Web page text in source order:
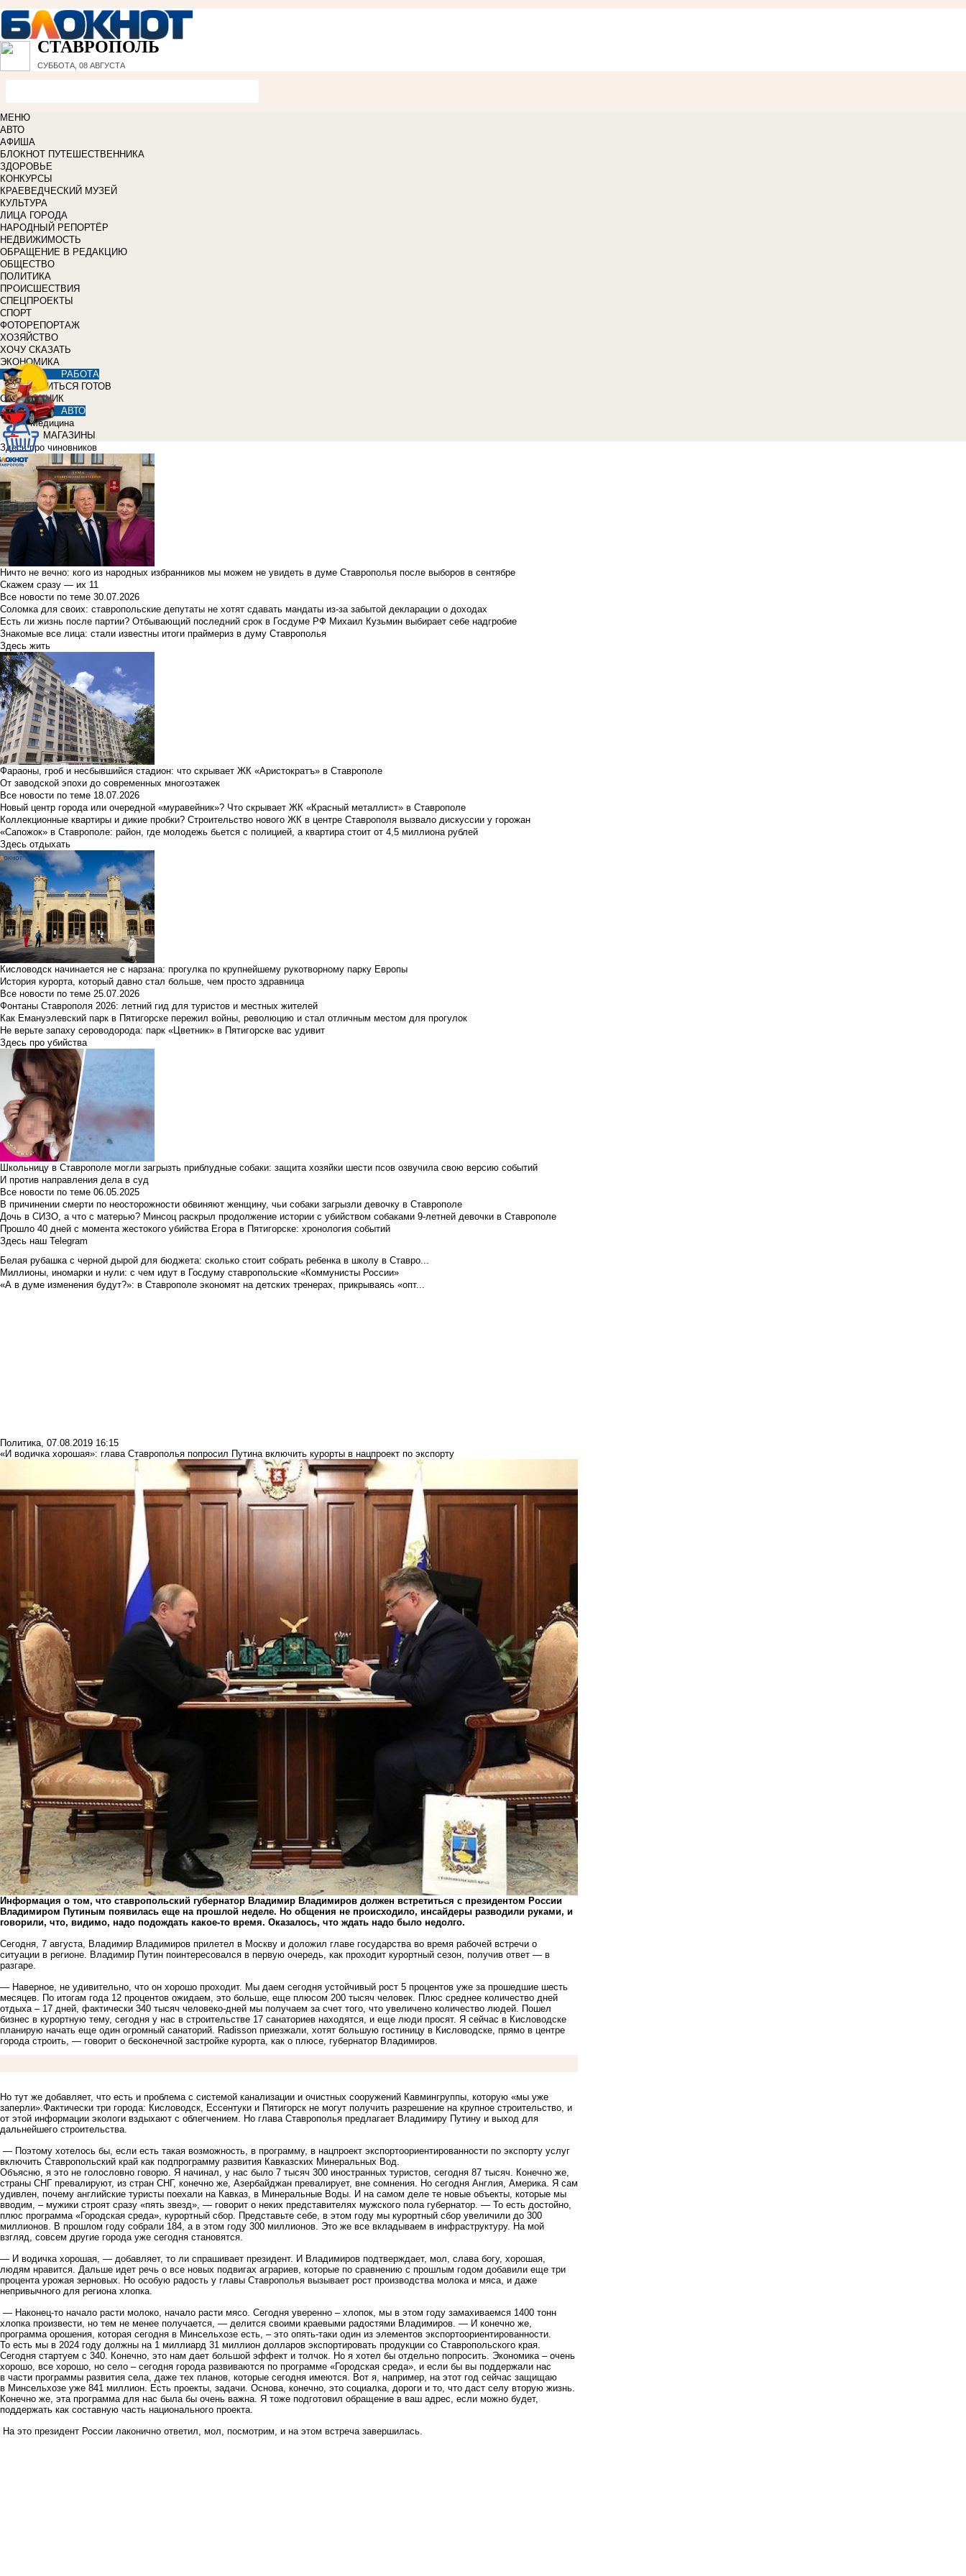
СТАВРОПОЛЬ
СУББОТА, 08 АВГУСТА
МЕНЮ
АВТО
АФИША
БЛОКНОТ ПУТЕШЕСТВЕННИКА
ЗДОРОВЬЕ
КОНКУРСЫ
КРАЕВЕДЧЕСКИЙ МУЗЕЙ
КУЛЬТУРА
ЛИЦА ГОРОДА
НАРОДНЫЙ РЕПОРТЁР
НЕДВИЖИМОСТЬ
ОБРАЩЕНИЕ В РЕДАКЦИЮ
ОБЩЕСТВО
ПОЛИТИКА
ПРОИСШЕСТВИЯ
СПЕЦПРОЕКТЫ
СПОРТ
ФОТОРЕПОРТАЖ
ХОЗЯЙСТВО
ХОЧУ СКАЗАТЬ
ЭКОНОМИКА
РАБОТА
УЧИТЬСЯ ГОТОВ
СПРАВОЧНИК
АВТО
Медицина
МАГАЗИНЫ
Здесь про чиновников
Ничто не вечно: кого из народных избранников мы можем не увидеть в думе Ставрополья после выборов в сентябре
Скажем сразу — их 11
Все новости по теме 30.07.2026
Соломка для своих: ставропольские депутаты не хотят сдавать мандаты из-за забытой декларации о доходах
Есть ли жизнь после партии? Отбывающий последний срок в Госдуме РФ Михаил Кузьмин выбирает себе надгробие
Знакомые все лица: стали известны итоги праймериз в думу Ставрополья
Здесь жить
Фараоны, гроб и несбывшийся стадион: что скрывает ЖК «Аристократъ» в Ставрополе
От заводской эпохи до современных многоэтажек
Все новости по теме 18.07.2026
Новый центр города или очередной «муравейник»? Что скрывает ЖК «Красный металлист» в Ставрополе
Коллекционные квартиры и дикие пробки? Строительство нового ЖК в центре Ставрополя вызвало дискуссии у горожан
«Сапожок» в Ставрополе: район, где молодежь бьется с полицией, а квартира стоит от 4,5 миллиона рублей
Здесь отдыхать
Кисловодск начинается не с нарзана: прогулка по крупнейшему рукотворному парку Европы
История курорта, который давно стал больше, чем просто здравница
Все новости по теме 25.07.2026
Фонтаны Ставрополя 2026: летний гид для туристов и местных жителей
Как Емануэлевский парк в Пятигорске пережил войны, революцию и стал отличным местом для прогулок
Не верьте запаху сероводорода: парк «Цветник» в Пятигорске вас удивит
Здесь про убийства
Школьницу в Ставрополе могли загрызть приблудные собаки: защита хозяйки шести псов озвучила свою версию событий
И против направления дела в суд
Все новости по теме 06.05.2025
В причинении смерти по неосторожности обвиняют женщину, чьи собаки загрызли девочку в Ставрополе
Дочь в СИЗО, а что с матерью? Минсоц раскрыл продолжение истории с убийством собаками 9-летней девочки в Ставрополе
Прошло 40 дней с момента жестокого убийства Егора в Пятигорске: хронология событий
Здесь наш Telegram
Белая рубашка с черной дырой для бюджета: сколько стоит собрать ребенка в школу в Ставро...
Миллионы, иномарки и нули: с чем идут в Госдуму ставропольские «Коммунисты России»
«А в думе изменения будут?»: в Ставрополе экономят на детских тренерах, прикрываясь «опт...
Политика, 07.08.2019 16:15
«И водичка хорошая»: глава Ставрополья попросил Путина включить курорты в нацпроект по экспорту
Информация о том, что ставропольский губернатор Владимир Владимиров должен встретиться с президентом России
Владимиром Путиным появилась еще на прошлой неделе. Но общения не происходило, инсайдеры разводили руками, и
говорили, что, видимо, надо подождать какое-то время. Оказалось, что ждать надо было недолго.
Сегодня, 7 августа, Владимир Владимиров прилетел в Москву и доложил главе государства во время рабочей встречи о
ситуации в регионе. Владимир Путин поинтересовался в первую очередь, как проходит курортный сезон, получив ответ — в
разгаре.
— Наверное, не удивительно, что он хорошо проходит. Мы даем сегодня устойчивый рост 5 процентов уже за прошедшие шесть
месяцев. По итогам года 12 процентов ожидаем, это больше, еще плюсом 200 тысяч человек. Плюс среднее количество дней
отдыха – 17 дней, фактически 340 тысяч человеко-дней мы получаем за счет того, что увеличено количество людей. Пошел
бизнес в курортную тему, сегодня у нас в строительстве 17 санаториев находятся, и еще люди просят. Я сейчас в Кисловодске
планирую начать еще один огромный санаторий. Radisson приезжали, хотят большую гостиницу в Кисловодске, прямо в центре
города строить, — говорит о бесконечной застройке курорта, как о плюсе, губернатор Владимиров.
Но тут же добавляет, что есть и проблема с системой канализации и очистных сооружений Кавмингруппы, которую «мы уже
заперли».Фактически три города: Кисловодск, Ессентуки и Пятигорск не могут получить разрешение на крупное строительство, и
от этой информации экологи вздыхают с облегчением. Но глава Ставрополья предлагает Владимиру Путину и выход для
дальнейшего строительства.
— Поэтому хотелось бы, если есть такая возможность, в программу, в нацпроект экспортоориентированности по экспорту услуг
включить Ставропольский край как подпрограмму развития Кавказских Минеральных Вод.
Объясню, я это не голословно говорю. Я начинал, у нас было 7 тысяч 300 иностранных туристов, сегодня 87 тысяч. Конечно же,
страны СНГ превалируют, из стран СНГ, конечно же, Азербайджан превалирует, вне сомнения. Но сегодня Англия, Америка. Я сам
удивлен, почему английские туристы поехали на Кавказ, в Минеральные Воды. И на самом деле те новые объекты, которые мы
вводим, – мужики строят сразу «пять звезд», — говорит о неких представителях мужского пола губернатор. — То есть достойно,
плюс программа «Городская среда», курортный сбор. Представьте себе, в этом году мы курортный сбор увеличили до 300
миллионов. В прошлом году собрали 184, а в этом году 300 миллионов. Это же все вкладываем в инфраструктуру. На мой
взгляд, совсем другие города уже сегодня становятся.
— И водичка хорошая, — добавляет, то ли спрашивает президент. И Владимиров подтверждает, мол, слава богу, хорошая,
людям нравится. Дальше идет речь о все новых подвигах аграриев, которые по сравнению с прошлым годом добавили еще три
процента урожая зерновых. Но особую радость у главы Ставрополья вызывает рост производства молока и мяса, и даже
непривычного для региона хлопка.
— Наконец-то начало расти молоко, начало расти мясо. Сегодня уверенно – хлопок, мы в этом году замахиваемся 1400 тонн
хлопка произвести, но тем не менее получается, — делится своими краевыми радостями Владимиров. — И конечно же,
программа орошения, которая сегодня в Минсельхозе есть, – это опять-таки один из элементов экспортоориентированности.
То есть мы в 2024 году должны на 1 миллиард 31 миллион долларов экспортировать продукции со Ставропольского края.
Сегодня стартуем с 340. Конечно, это нам дает большой эффект и толчок. Но я хотел бы отдельно попросить. Экономика – очень
хорошо, все хорошо, но село – сегодня города развиваются по программе «Городская среда», и если бы вы поддержали нас
в части программы развития села, даже тех планов, которые сегодня имеются. Вот я, например, на этот год сейчас защищаю
в Минсельхозе уже 841 миллион. Есть проекты, задачи. Основа, конечно, это социалка, дороги и то, что даст селу вторую жизнь.
Конечно же, эта программа для нас была бы очень важна. Я тоже подготовил обращение в ваш адрес, если можно будет,
поддержать как составную часть национального проекта.
На это президент России лаконично ответил, мол, посмотрим, и на этом встреча завершилась.